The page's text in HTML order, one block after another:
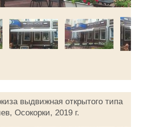
выдвижная открытого типа
Осокорки, 2019 г.